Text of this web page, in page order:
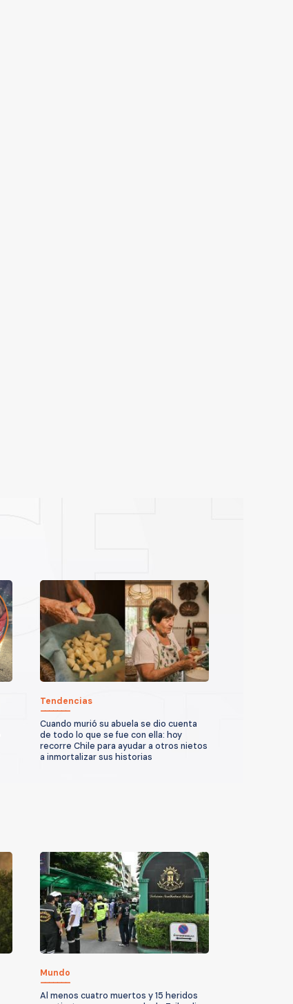
Tendencias
Cuando murió su abuela se dio cuenta
de todo lo que se fue con ella: hoy
recorre Chile para ayudar a otros nietos
a inmortalizar sus historias
Mundo
Al menos cuatro muertos y 15 heridos